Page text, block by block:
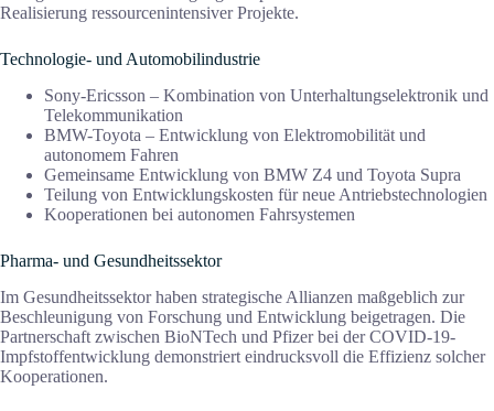
Realisierung ressourcenintensiver Projekte.
Technologie- und Automobilindustrie
Sony-Ericsson – Kombination von Unterhaltungselektronik und
Telekommunikation
BMW-Toyota – Entwicklung von Elektromobilität und
autonomem Fahren
Gemeinsame Entwicklung von BMW Z4 und Toyota Supra
Teilung von Entwicklungskosten für neue Antriebstechnologien
Kooperationen bei autonomen Fahrsystemen
Pharma- und Gesundheitssektor
Im Gesundheitssektor haben strategische Allianzen maßgeblich zur
Beschleunigung von Forschung und Entwicklung beigetragen. Die
Partnerschaft zwischen BioNTech und Pfizer bei der COVID-19-
Impfstoffentwicklung demonstriert eindrucksvoll die Effizienz solcher
Kooperationen.